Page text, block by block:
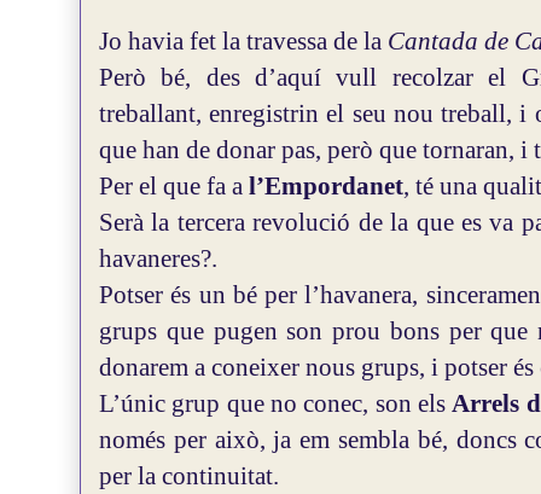
Jo havia fet la travessa de la Cantada de
Però bé, des d’aquí vull recolzar el
treballant, enregistrin el seu nou treball, i
que han de donar pas, però que tornaran, i
Per el que fa a l’Empordanet, té una
Serà la tercera revolució de la que es va
havaneres?.
Potser és un bé per l’havanera,
grups que pugen son prou bons per
donarem a coneixer nous grups, i potser
L’únic grup que no conec, son elsArrels
només per això, ja em sembla bé,
per la continuitat.